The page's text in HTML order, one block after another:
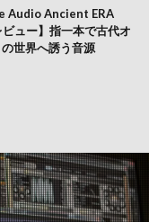
Audio Ancient ERA
ュー】指一本で古代オ
の世界へ誘う音源